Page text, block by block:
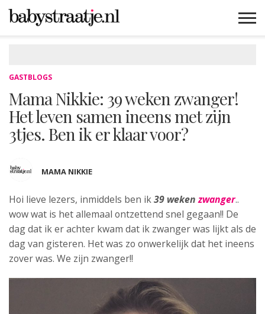
GASTBLOGS
Mama Nikkie: 39 weken zwanger!
Het leven samen ineens met zijn
3tjes. Ben ik er klaar voor?
MAMA NIKKIE
Hoi lieve lezers, inmiddels ben ik39 wekenzwanger..
wow wat is het allemaal ontzettend snel gegaan!! De
dag dat ik er achter kwam dat ik zwanger was lijkt als de
dag van gisteren. Het was zo onwerkelijk dat het ineens
zover was. We zijn zwanger!!